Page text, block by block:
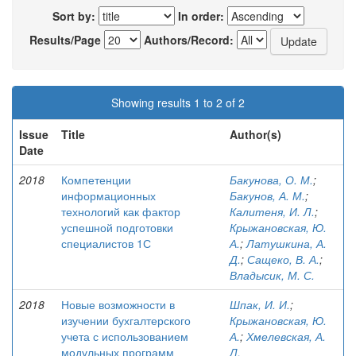
Sort by:
In order:
Results/Page
Authors/Record:
Showing results 1 to 2 of 2
Issue
Date
Title Author(s)
2018
Компетенции
информационных
технологий как фактор
успешной подготовки
специалистов 1С
Бакунова, О. М.;
Бакунов, А. М.;
Калитеня, И. Л.;
Крыжановская, Ю.
А.;Латушкина, А.
Д.; Сащеко, В. А.;
Владысик, М. С.
2018
Новые возможности в
изучении бухгалтерского
учета с использованием
модульных программ
Шпак, И. И.;
Крыжановская, Ю.
А.; Хмелевская, А.
Л.